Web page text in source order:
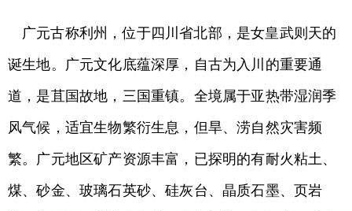
广元古称利州，位于四川省北部，是女皇武则天的
诞生地。广元文化底蕴深厚，自古为入川的重要通
道，是苴国故地，三国重镇。全境属于亚热带湿润季
风气候，适宜生物繁衍生息，但旱、涝自然灾害频
繁。广元地区矿产资源丰富，已探明的有耐火粘土、
煤、砂金、玻璃石英砂、硅灰台、晶质石墨、页岩